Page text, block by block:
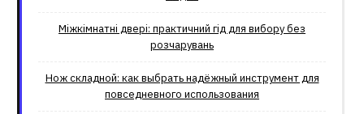
Міжкімнатні двері: практичний гід для вибору без
розчарувань
Нож складной: как выбрать надёжный инструмент для
повседневного использования